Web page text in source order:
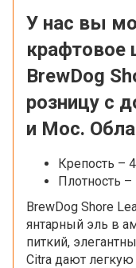
У нас вы
крафтовое
BrewDog
розницу с
и Мос.
Крепость –
Плотность –
BrewDog Shore
янтарный эль в
питкий,
Citra дают легкую